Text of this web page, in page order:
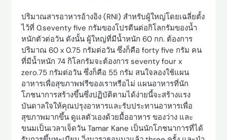
ปริมาณสารอาหารอ้างอิง (RNI) สำหรับผู้ใหญ่โดยเฉลี่ยตั้ง
ไว้ที่ 0.seventy five กรัมของโปรตีนต่อกิโลกรัมของน้ำ
หนักตัวต่อวัน ดังนั้น ผู้ใหญ่ที่มีน้ำหนัก 60 กก. ต้องการ
ปริมาณ 60 x 0.75 กรัมต่อวัน ซึ่งก็คือ forty five กรัม คน
ที่มีน้ำหนัก 74 กิโลกรัมจะต้องการ seventy four x
zero.75 กรัมต่อวัน ซึ่งก็คือ 55 กรัม สนใจลองใช้แผน
อาหารเพื่อสุขภาพฟรีของเราหรือไม่ แผนอาหารที่นัก
โภชนาการสร้างขึ้นซึ่งปฏิบัติตามได้ง่ายนี้จะสร้างแรง
บันดาลใจให้คุณปรุงอาหารและรับประทานอาหารเพื่อ
สุขภาพมากขึ้น ดูแลตัวเองด้วยมื้ออาหาร ของว่าง และ
ขนมเป็นเวลาเจ็ดวัน Tamar Kane เป็นนักโภชนาการที่ได้